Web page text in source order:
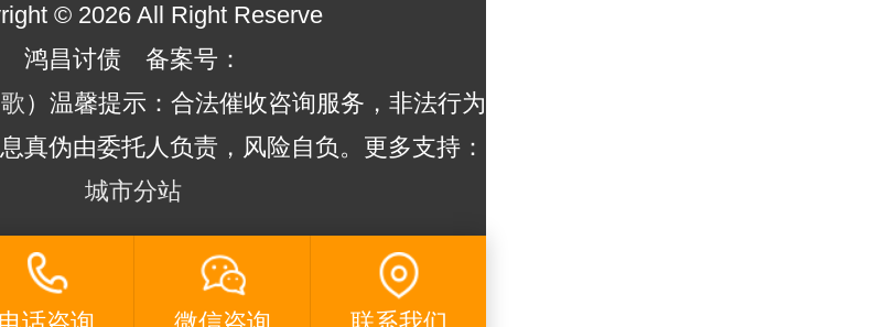
© 2026 All Right Reserve
鸿昌讨债 备案号：
）温馨提示：合法催收咨询服务，非法行为
真伪由委托人负责，风险自负。更多支持：
城市分站